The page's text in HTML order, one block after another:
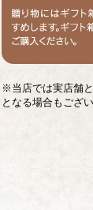
※当店では実店舗
となる場合もござ